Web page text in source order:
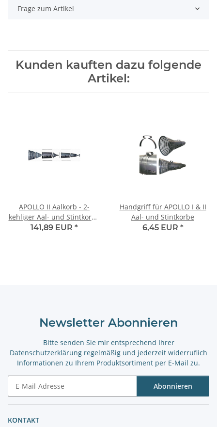
Frage zum Artikel
Kunden kauften dazu folgende
Artikel:
APOLLO II Aalkorb - 2-
kehliger Aal- und Stintkorb -
Bausatz
141,89 EUR *
Handgriff für APOLLO I & II
Aal- und Stintkörbe
6,45 EUR *
Newsletter Abonnieren
Bitte senden Sie mir entsprechend Ihrer
Datenschutzerklärung regelmäßig und jederzeit widerruflich
Informationen zu Ihrem Produktsortiment per E-Mail zu.
Abonnieren
KONTAKT